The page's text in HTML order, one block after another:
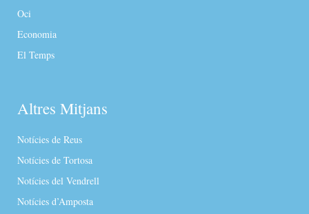
Oci
Economia
El Temps
Altres Mitjans
Notícies de Reus
Notícies de Tortosa
Notícies del Vendrell
Notícies d’Amposta